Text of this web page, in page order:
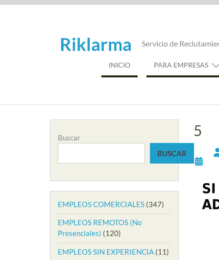
Saltar
Riklarma Servicio de
INICIO PARA EMPRESAS
5
Buscar
BUSCAR
EMPLEOS COMERCIALES (347)
EMPLEOS REMOTOS (No
Presenciales) (120)
EMPLEOS SIN EXPERIENCIA (11)